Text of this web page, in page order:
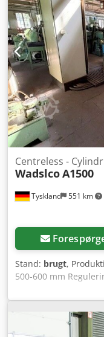
Tyskland 551 km
Centreless -
WadslcoA1500
Stand: brugt,
500-600 mm
t Slibediameter 1-
med